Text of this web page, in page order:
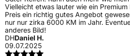
Vielleicht etwas lauter wie ein
Preis ein richtig gutes Angebot
nur nur zirka 6000 KM im Jahr.
anderes Bild!
DHDaniel H.
09.07.2025